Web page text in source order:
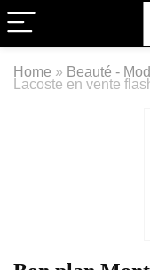
Home » Beauté -
Lacoste en vente